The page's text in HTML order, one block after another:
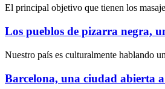
El principal objetivo que tienen los
Los pueblos de pizarra negra,
Nuestro país es culturalmente hablando
Barcelona, una ciudad abierta